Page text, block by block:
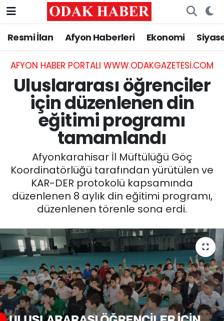
Resmi İlan Afyon Haberleri Ekonomi
AFYON HABER PORTALI WWW.ODAKGAZETESI.COM
Uluslararası öğrenciler
için düzenlenen din
eğitimi programı
tamamlandı
Afyonkarahisar İl Müftülüğü Göç
Koordinatörlüğü tarafından yürütülen ve
KAR-DER protokolü kapsamında
düzenlenen 8 aylık din eğitimi programı,
düzenlenen törenle sona erdi.
AFYONKARAHİSAR HABERLERİ
Resmi İlan
ASAYİŞ
GÜNCEL
SİYASET
EĞİTİM
MAGAZİN
SAĞLIK
SPOR
11:11 MANŞET
Nöbetçi Eczaneler
Hava Durumu
Trafik Durumu
Süper Lig Puan Durumu ve Fikstür
Tüm Manşetler
Son Dakika Haberleri
Haber Arşivi